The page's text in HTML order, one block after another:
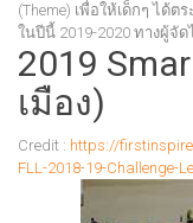
(Theme) เพื่อให้เด็กๆ ได้
ในปีนี้ 2019-2020 ทางผู้จั
2019
เมือง)
Credit : https://
FLL-2018-19-Challenge-